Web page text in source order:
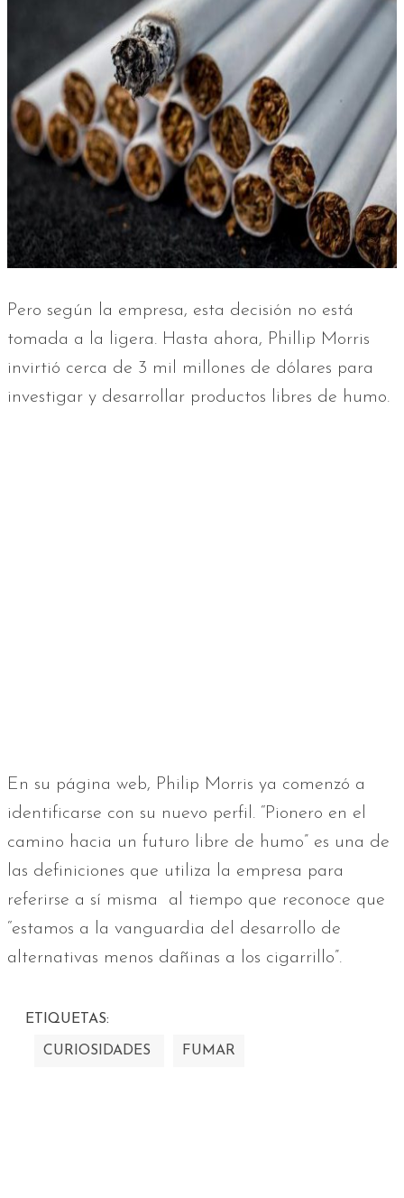
Pero según la empresa, esta decisión no está
tomada a la ligera. Hasta ahora, Phillip Morris
invirtió cerca de 3 mil millones de dólares para
investigar y desarrollar productos libres de humo.
En su página web, Philip Morris ya comenzó a
identificarse con su nuevo perfil. “Pionero en el
camino hacia un futuro libre de humo” es una de
las definiciones que utiliza la empresa para
referirse a sí misma al tiempo que reconoce que
“estamos a la vanguardia del desarrollo de
alternativas menos dañinas a los cigarrillo”.
ETIQUETAS:
CURIOSIDADES FUMAR